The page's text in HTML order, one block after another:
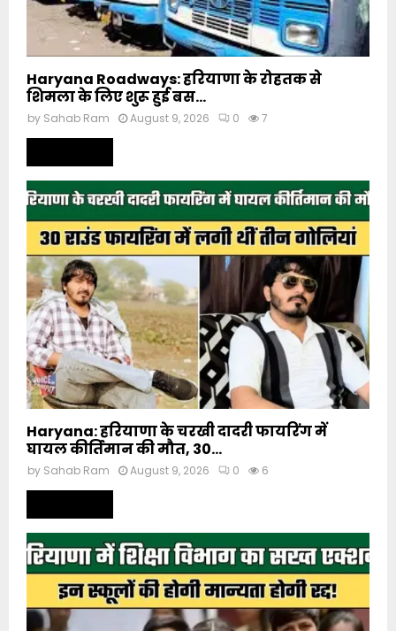
Haryana Roadways: हरियाणा के रोहतक से
शिमला के लिए शुरू हुई बस...
by Sahab Ram August 9, 2026 0 7
Haryana: हरियाणा के चरखी दादरी फायरिंग में
घायल कीर्तिमान की मौत, 30...
by Sahab Ram August 9, 2026 0 6